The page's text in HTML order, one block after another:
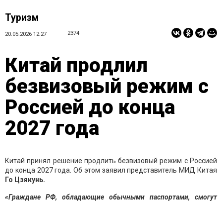
Туризм
20.05.2026 12:27 2374
Китай продлил
безвизовый режим с
Россией до конца
2027 года
Китай принял решение продлить безвизовый режим с Россией
до конца 2027 года. Об этом заявил представитель МИД Китая
Го Цзякунь.
«Граждане РФ, обладающие обычными паспортами, смогут